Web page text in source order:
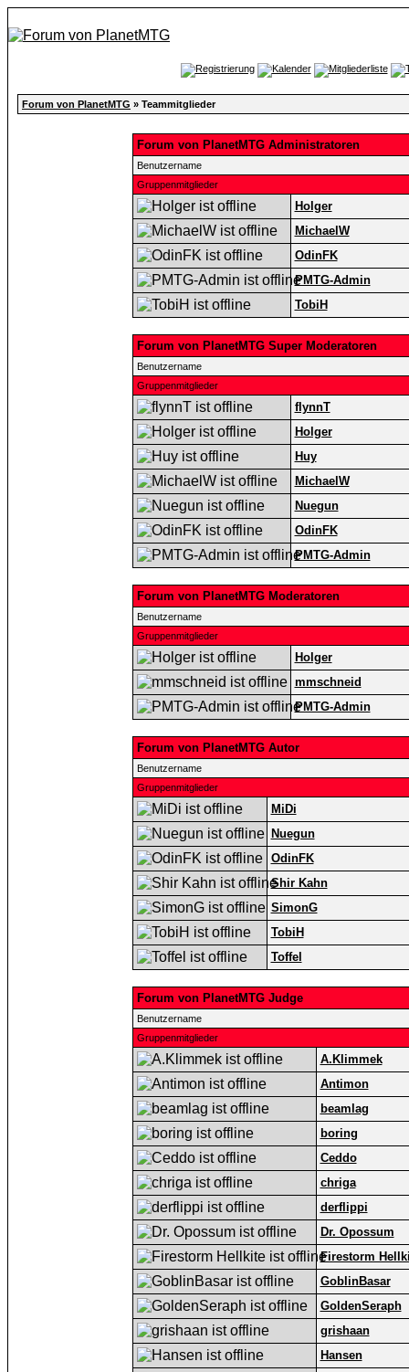
Forum von PlanetMTG » Teammitglieder
Forum von PlanetMTG Administratoren
Benutzername
Gruppenmitglieder
Holger
MichaelW
OdinFK
PMTG-Admin
TobiH
Forum von PlanetMTG Super Moderatoren
Benutzername
Gruppenmitglieder
flynnT
Holger
Huy
MichaelW
Nuegun
OdinFK
PMTG-Admin
Forum von PlanetMTG Moderatoren
Benutzername
Gruppenmitglieder
Holger
mmschneid
PMTG-Admin
Forum von PlanetMTG Autor
Benutzername
Gruppenmitglieder
MiDi
Nuegun
OdinFK
Shir Kahn
SimonG
TobiH
Toffel
Forum von PlanetMTG Judge
Benutzername
Gruppenmitglieder
A.Klimmek
Antimon
beamlag
boring
Ceddo
chriga
derflippi
Dr. Opossum
Firestorm
GoblinBasar
GoldenSeraph
grishaan
Hansen